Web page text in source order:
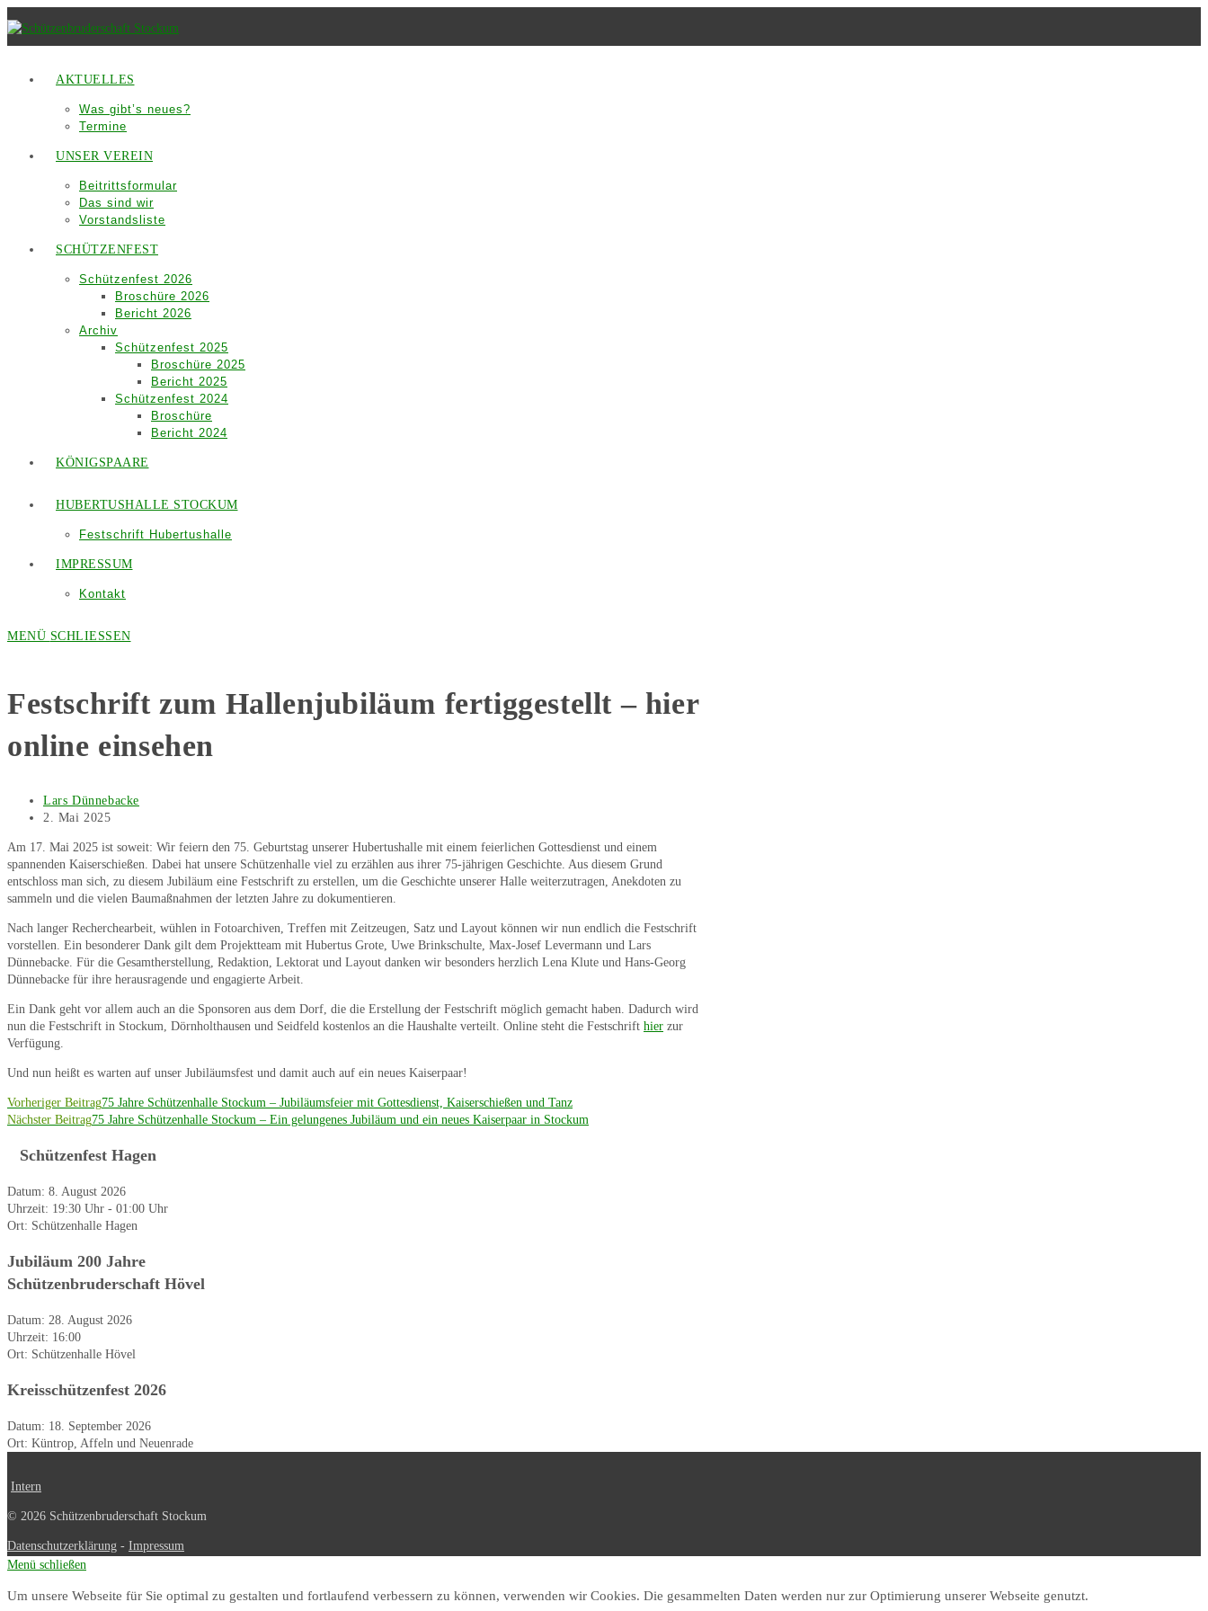
Inhalt
springen
AKTUELLES
Was gibt’s neues?
Termine
UNSER VEREIN
Beitrittsformular
Das sind wir
Vorstandsliste
SCHÜTZENFEST
Schützenfest 2026
Broschüre 2026
Bericht 2026
Archiv
Schützenfest 2025
Broschüre 2025
Bericht 2025
Schützenfest 2024
Broschüre
Bericht 2024
KÖNIGSPAARE
HUBERTUSHALLE STOCKUM
Festschrift Hubertushalle
IMPRESSUM
Kontakt
MENÜ SCHLIESSEN
Festschrift zum Hallenjubiläum fertiggestellt – hier
online einsehen
Beitrags-
Autor:
Lars Dünnebacke
Beitrag
2. Mai 2025
Am 17. Mai 2025 ist soweit: Wir feiern den 75. Geburtstag unserer Hubertushalle mit einem feierlichen Gottesdienst und einem
spannenden Kaiserschießen. Dabei hat unsere Schützenhalle viel zu erzählen aus ihrer 75-jährigen Geschichte. Aus diesem Grund
entschloss man sich, zu diesem Jubiläum eine Festschrift zu erstellen, um die Geschichte unserer Halle weiterzutragen, Anekdoten zu
sammeln und die vielen Baumaßnahmen der letzten Jahre zu dokumentieren.
Nach langer Recherchearbeit, wühlen in Fotoarchiven, Treffen mit Zeitzeugen, Satz und Layout können wir nun endlich die Festschrift
vorstellen. Ein besonderer Dank gilt dem Projektteam mit Hubertus Grote, Uwe Brinkschulte, Max-Josef Levermann und Lars
Dünnebacke. Für die Gesamtherstellung, Redaktion, Lektorat und Layout danken wir besonders herzlich Lena Klute und Hans-Georg
Dünnebacke für ihre herausragende und engagierte Arbeit.
Ein Dank geht vor allem auch an die Sponsoren aus dem Dorf, die die Erstellung der Festschrift möglich gemacht haben. Dadurch wird
nun die Festschrift in Stockum, Dörnholthausen und Seidfeld kostenlos an die Haushalte verteilt. Online steht die Festschrift hier zur
Verfügung.
Und nun heißt es warten auf unser Jubiläumsfest und damit auch auf ein neues Kaiserpaar!
Weitere
Artikel
ansehen
Vorheriger Beitrag75 Jahre Schützenhalle Stockum – Jubiläumsfeier mit Gottesdienst, Kaiserschießen und Tanz
Nächster Beitrag75 Jahre Schützenhalle Stockum – Ein gelungenes Jubiläum und ein neues Kaiserpaar in Stockum
Schützenfest Hagen
Datum: 8. August 2026
Uhrzeit: 19:30 Uhr - 01:00 Uhr
Ort: Schützenhalle Hagen
Jubiläum 200 Jahre
Schützenbruderschaft Hövel
Datum: 28. August 2026
Uhrzeit: 16:00
Ort: Schützenhalle Hövel
Kreisschützenfest 2026
Datum: 18. September 2026
Ort: Küntrop, Affeln und Neuenrade
Intern
© 2026 Schützenbruderschaft Stockum
Datenschutzerklärung - Impressum
Menü schließen
Um unsere Webseite für Sie optimal zu gestalten und fortlaufend verbessern zu können, verwenden wir Cookies. Die gesammelten Daten werden nur zur Optimierung unserer Webseite genutzt.